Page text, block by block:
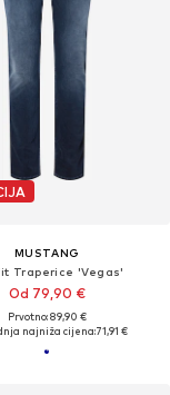
MUSTANG
Traperice 'Vegas'
Od 79,90 €
Prvotno: 89,90 €
najniža cijena:71,91 €